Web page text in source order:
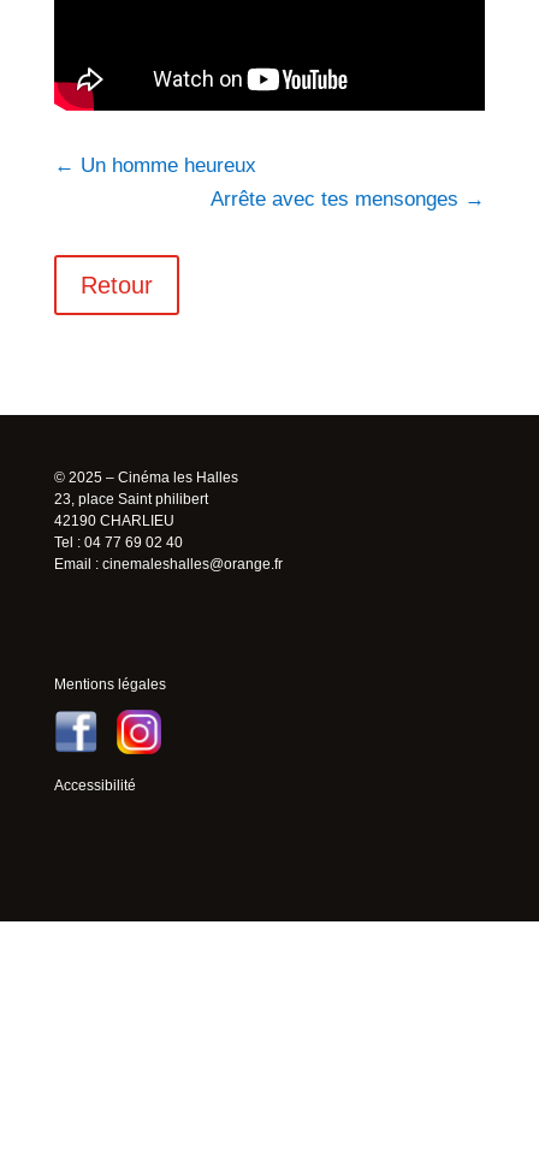
← Un homme heureux
Arrête avec tes mensonges →
Retour
© 2025 – Cinéma les Halles
23, place Saint philibert
42190 CHARLIEU
Tel : 04 77 69 02 40
Email : cinemaleshalles@orange.fr
Mentions légales
Accessibilité